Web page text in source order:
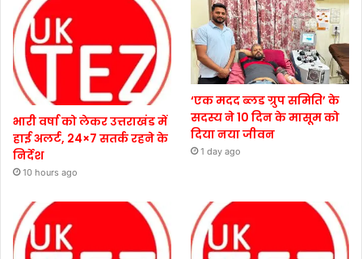
भारी वर्षा को लेकर उत्तराखंड में
हाई अलर्ट, 24×7 सतर्क रहने के
निर्देश
10 hours ago
‘एक मदद ब्लड ग्रुप समिति’ के
सदस्य ने 10 दिन के मासूम को
दिया नया जीवन
1 day ago